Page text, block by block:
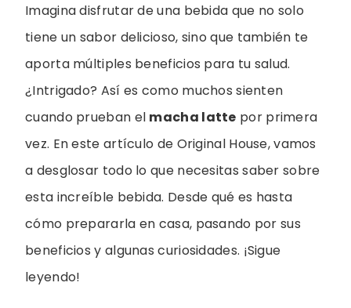
Imagina disfrutar de una bebida que no solo
tiene un sabor delicioso, sino que también te
aporta múltiples beneficios para tu salud.
¿Intrigado? Así es como muchos sienten
cuando prueban el macha latte por primera
vez. En este artículo de Original House, vamos
a desglosar todo lo que necesitas saber sobre
esta increíble bebida. Desde qué es hasta
cómo prepararla en casa, pasando por sus
beneficios y algunas curiosidades. ¡Sigue
leyendo!